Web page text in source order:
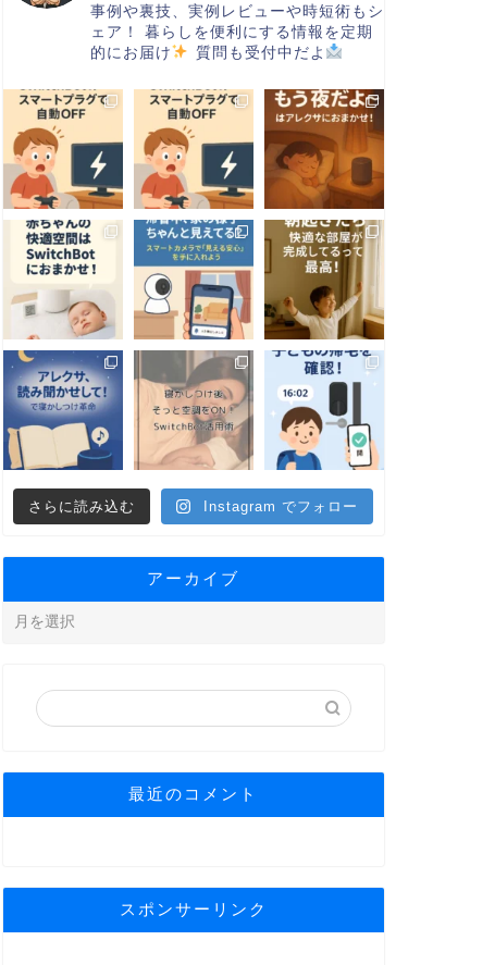
事例や裏技、実例レビューや時短術もシ
ェア！
暮らしを便利にする情報を定期
的にお届け
質問も受付中だよ
さらに読み込む Instagram でフォロー
アーカイブ
最近のコメント
スポンサーリンク